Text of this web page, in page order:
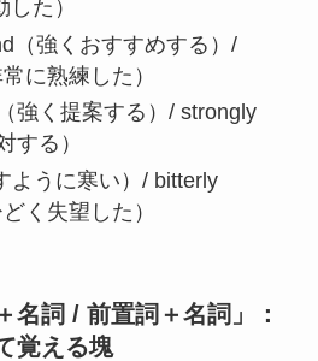
た）
（強くおすすめする）/
に熟練した）
強く提案する）/ strongly
する）
ように寒い）/ bitterly
く失望した）
詞 / 前置詞＋名詞」：
覚える塊